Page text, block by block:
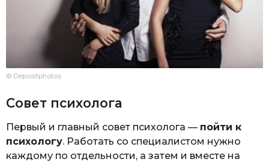
© Depositphotos
Совет психолога
Первый и главный совет психолога — пойти к
психологу. Работать со специалистом нужно
каждому по отдельности, а затем и вместе на